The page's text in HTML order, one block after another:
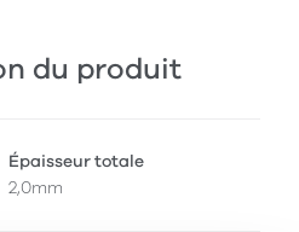
du produit
Épaisseur totale
2,0mm